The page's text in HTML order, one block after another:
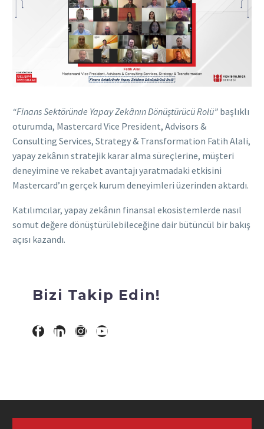
“Finans Sektöründe Yapay Zekânın Dönüştürücü Rolü” başlıklı
oturumda, Mastercard Vice President, Advisors &
Consulting Services, Strategy & Transformation Fatih Alali,
yapay zekânın stratejik karar alma süreçlerine, müşteri
deneyimine ve rekabet avantajı yaratmadaki etkisini
Mastercard’ın gerçek kurum deneyimleri üzerinden aktardı.
Katılımcılar, yapay zekânın finansal ekosistemlerde nasıl
somut değere dönüştürülebileceğine dair bütüncül bir bakış
açısı kazandı.
Bizi Takip Edin!